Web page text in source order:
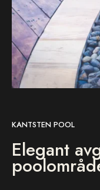
KANTSTEN POOL
Elegant